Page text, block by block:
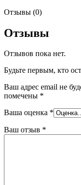
Отзывы (0)
Отзывы
Отзывов пока нет.
Будьте первым, кто
Ваш адрес email не
помечены *
Ваша оценка *
Ваш отзыв *